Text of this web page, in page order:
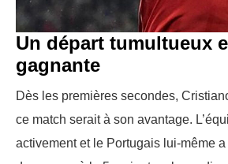
Un départ tumultueux
gagnante
Dès les premières secondes,
ce match serait à son avantage.
activement et le Portugais lui-même